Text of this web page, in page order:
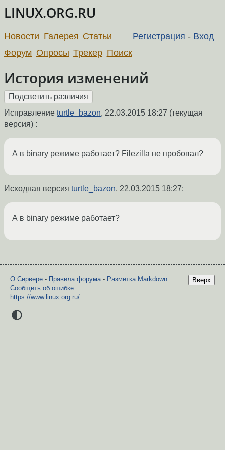
LINUX.ORG.RU
Регистрация - Вход
Новости Галерея Статьи
Форум Опросы Трекер Поиск
История изменений
Исправление turtle_bazon, 22.03.2015 18:27 (текущая
версия) :
А в binary режиме работает? Filezilla не пробовал?
Исходная версия turtle_bazon, 22.03.2015 18:27:
А в binary режиме работает?
Вверх
О Сервере - Правила форума- Разметка Markdown
Сообщить об ошибке
https://www.linux.org.ru/